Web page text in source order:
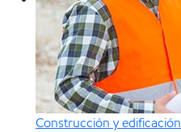
Construcción y edificación